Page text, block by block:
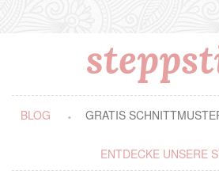
BLOG GRATIS
ENTDECKE UNSERE